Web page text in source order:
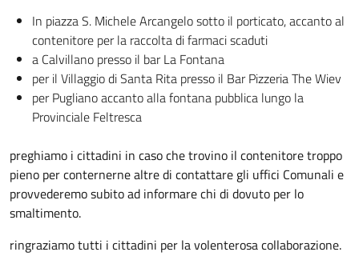
In piazza S. Michele Arcangelo sotto il porticato, accanto al
contenitore per la raccolta di farmaci scaduti
a Calvillano presso il bar La Fontana
per il Villaggio di Santa Rita presso il Bar Pizzeria The Wiev
per Pugliano accanto alla fontana pubblica lungo la
Provinciale Feltresca
preghiamo i cittadini in caso che trovino il contenitore troppo
pieno per conternerne altre di contattare gli uffici Comunali e
provvederemo subito ad informare chi di dovuto per lo
smaltimento.
ringraziamo tutti i cittadini per la volenterosa collaborazione.